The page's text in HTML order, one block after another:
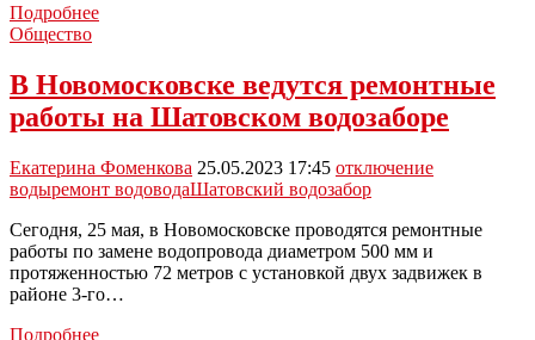
ПодробнееВ
аварии
на
в
центре
города
не
будет
воды
Общество
В Новомосковске ведутся ремонтные
работы на Шатовском водозаборе
Екатерина Фоменкова 25.05.2023 17:45 отключение
водыремонт водоводаШатовский водозабор
Сегодня, 25 мая, в Новомосковске проводятся ремонтные
работы по замене водопровода диаметром 500 мм и
протяженностью 72 метров с установкой двух задвижек в
районе 3-го…
ПодробнееВ